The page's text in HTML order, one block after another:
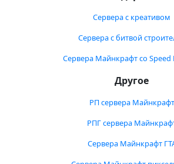
Сервера с креативом
Сервера с битвой
Сервера Майнкрафт со Speed
Другое
РП сервера Майнкрафт
РПГ сервера
Сервера Майнкрафт